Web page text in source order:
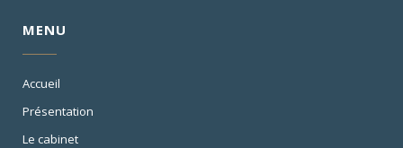
MENU
Accueil
Présentation
Le cabinet